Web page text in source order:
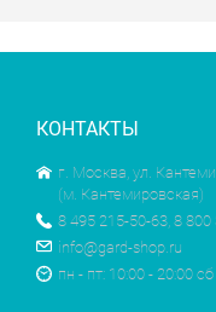
КОНТАКТЫ
г. Москва, ул.
(м. Кантемировская)
8 495 215-50-63, 8 800
info@gard-shop.ru
пн - пт: 10:00 - 20:00